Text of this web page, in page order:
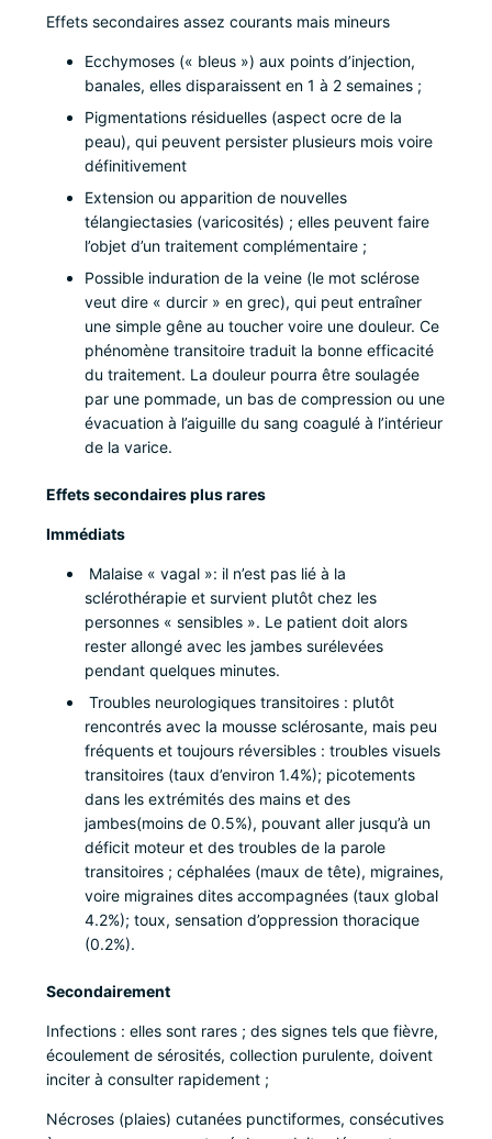
Effets secondaires assez courants mais mineurs
Ecchymoses (« bleus ») aux points d’injection,
banales, elles disparaissent en 1 à 2 semaines ;
Pigmentations résiduelles (aspect ocre de la
peau), qui peuvent persister plusieurs mois voire
définitivement
Extension ou apparition de nouvelles
télangiectasies (varicosités) ; elles peuvent faire
l’objet d’un traitement complémentaire ;
Possible induration de la veine (le mot sclérose
veut dire « durcir » en grec), qui peut entraîner
une simple gêne au toucher voire une douleur. Ce
phénomène transitoire traduit la bonne efficacité
du traitement. La douleur pourra être soulagée
par une pommade, un bas de compression ou une
évacuation à l’aiguille du sang coagulé à l’intérieur
de la varice.
Effets secondaires plus rares
Immédiats
Malaise « vagal »: il n’est pas lié à la
sclérothérapie et survient plutôt chez les
personnes « sensibles ». Le patient doit alors
rester allongé avec les jambes surélevées
pendant quelques minutes.
Troubles neurologiques transitoires : plutôt
rencontrés avec la mousse sclérosante, mais peu
fréquents et toujours réversibles : troubles visuels
transitoires (taux d’environ 1.4%); picotements
dans les extrémités des mains et des
jambes(moins de 0.5%), pouvant aller jusqu’à un
déficit moteur et des troubles de la parole
transitoires ; céphalées (maux de tête), migraines,
voire migraines dites accompagnées (taux global
4.2%); toux, sensation d’oppression thoracique
(0.2%).
Secondairement
Infections : elles sont rares ; des signes tels que fièvre,
écoulement de sérosités, collection purulente, doivent
inciter à consulter rapidement ;
Nécroses (plaies) cutanées punctiformes, consécutives